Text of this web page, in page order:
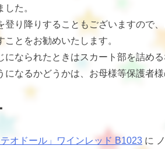
た。
登り降りすることもございますので
とをお勧めいたします。
なられたときはスカート部を詰め
なるかどうかは、お母様等保護者様
オドール」ワインレッド B1023 に